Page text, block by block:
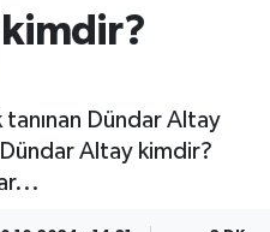
Dündar Altay
Altay kimdir?